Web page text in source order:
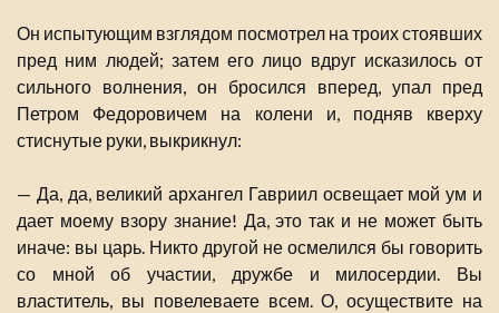
Он испытующим взглядом посмотрел на троих стоявших
пред ним людей; затем его лицо вдруг исказилось от
сильного волнения, он бросился вперед, упал пред
Петром Федоровичем на колени и, подняв кверху
стиснутые руки, выкрикнул:
— Да, да, великий архангел Гавриил освещает мой ум и
дает моему взору знание! Да, это так и не может быть
иначе: вы царь. Никто другой не осмелился бы говорить
со мной об участии, дружбе и милосердии. Вы
властитель, вы повелеваете всем. О, осуществите на